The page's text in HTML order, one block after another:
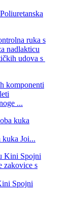
udova s
...
kuka Joi...
Spojni